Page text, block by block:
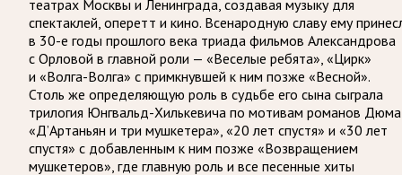
театрах Москвы и Ленинграда, создавая музыку для
спектаклей, оперетт и кино. Всенародную славу ему
в 30-е годы прошлого века триада фильмов Александрова
с Орловой в главной роли — «Веселые ребята», «Цирк»
и «Волга-Волга» с примкнувшей к ним позже «Весной».
Столь же определяющую роль в судьбе его сына сыграла
трилогия Юнгвальд-Хилькевича по мотивам романов
«Д’Артаньян и три мушкетера», «20 лет спустя» и «30 лет
спустя» с добавленным к ним позже «Возвращением
мушкетеров», где главную роль и все песенные хиты